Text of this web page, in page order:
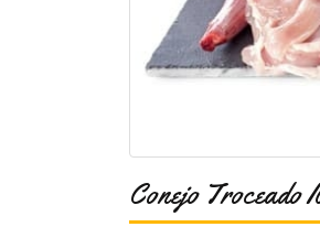
Conejo Troceado